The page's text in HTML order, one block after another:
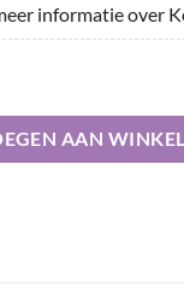
informatie over
aantal
AAN